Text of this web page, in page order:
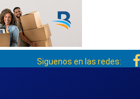
Siguenos en las redes: